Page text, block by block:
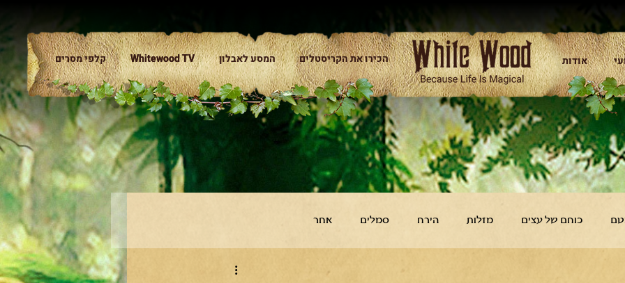
אודות המסע לאבלון Whitewood TV הכירו את הקריסטלים Whitewood TV קלפי מסרים
כוחם של עצים מזלות הירח סמלים אחר